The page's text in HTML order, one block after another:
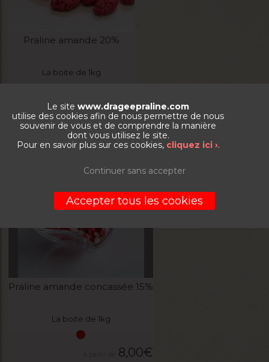
Praline amande 20%
La boite de 1kg
9,90€
VOIR LE PRODUIT
Praline amande concassée 15%
La boite de 1kg
8,00€
Le site www.drageepraline.com
utilise des cookies afin de nous permettre de nous
souvenir de vous et de comprendre la manière
dont vous utilisez le site.
Pour en savoir plus sur ces cookies, cliquez ici ›.
Continuer sans accepter
Accepter tous les cookies